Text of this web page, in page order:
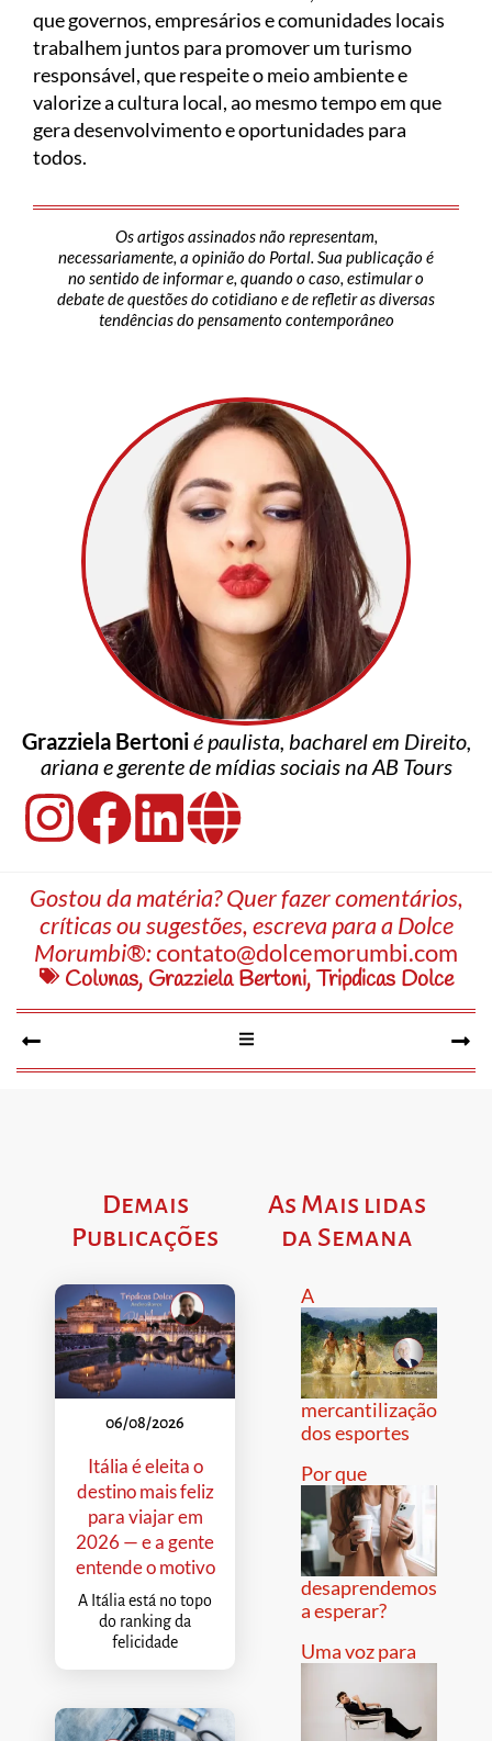
que governos, empresários e comunidades locais
trabalhem juntos para promover um turismo
responsável, que respeite o meio ambiente e
valorize a cultura local, ao mesmo tempo em que
gera desenvolvimento e oportunidades para
todos.
Os artigos assinados não representam,
necessariamente, a opinião do Portal. Sua publicação é
no sentido de informar e, quando o caso, estimular o
debate de questões do cotidiano e de refletir as diversas
tendências do pensamento contemporâneo
Grazziela Bertonié paulista, bacharel em Direito,
ariana e gerente de mídias sociais na AB Tours
Gostou da matéria? Quer fazer comentários,
críticas ou sugestões, escreva para a Dolce
Morumbi®:contato@dolcemorumbi.com
Colunas, Grazziela Bertoni,Tripdicas Dolce
Demais
Publicações
06/08/2026
Itália é eleita o
destino mais feliz
para viajar em
2026 — e a gente
entende o motivo
A Itália está no topo
do ranking da
felicidade
As Mais lidas
da Semana
A
mercantilização
dos esportes
Por que
desaprendemos
a esperar?
Uma voz para